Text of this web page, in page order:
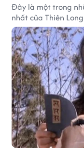
Đây là một trong
nhất của Thiên